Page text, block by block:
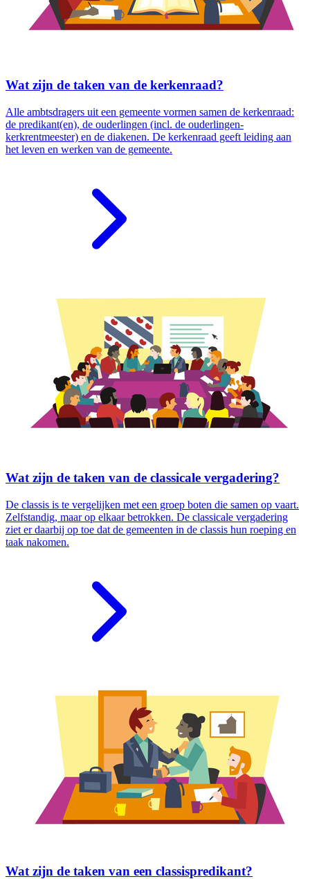
Wat zijn de taken van de kerkenraad?
Alle ambtsdragers uit een gemeente vormen samen de kerkenraad:
de predikant(en), de ouderlingen (incl. de ouderlingen-
kerkrentmeester) en de diakenen. De kerkenraad geeft leiding aan
het leven en werken van de gemeente.
Wat zijn de taken van de classicale vergadering?
De classis is te vergelijken met een groep boten die samen op vaart.
Zelfstandig, maar op elkaar betrokken. De classicale vergadering
ziet er daarbij op toe dat de gemeenten in de classis hun roeping en
taak nakomen.
Wat zijn de taken van een classispredikant?